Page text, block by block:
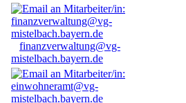
finanzverwaltung@vg-
mistelbach.bayern.de